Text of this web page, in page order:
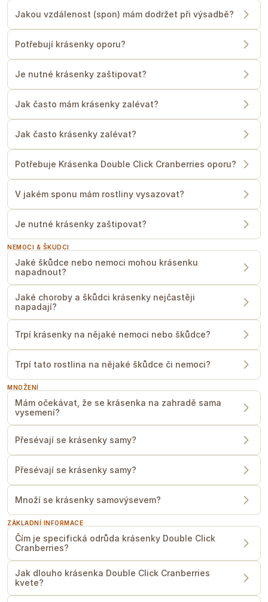
Jakou vzdálenost (spon) mám dodržet při výsadbě?
Potřebují krásenky oporu?
Je nutné krásenky zaštipovat?
Jak často mám krásenky zalévat?
Jak často krásenky zalévat?
Potřebuje Krásenka Double Click Cranberries oporu?
V jakém sponu mám rostliny vysazovat?
Je nutné krásenky zaštipovat?
NEMOCI & ŠKUDCI
Jaké škůdce nebo nemoci mohou krásenku
napadnout?
Jaké choroby a škůdci krásenky nejčastěji
napadají?
Trpí krásenky na nějaké nemoci nebo škůdce?
Trpí tato rostlina na nějaké škůdce či nemoci?
MNOŽENÍ
Mám očekávat, že se krásenka na zahradě sama
vysemení?
Přesévají se krásenky samy?
Přesévají se krásenky samy?
Množí se krásenky samovýsevem?
ZÁKLADNÍ INFORMACE
Čím je specifická odrůda krásenky Double Click
Cranberries?
Jak dlouho krásenka Double Click Cranberries
kvete?